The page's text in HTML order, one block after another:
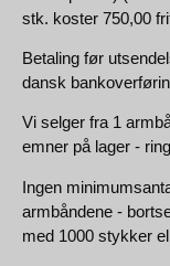
stk. koster 750,00
Betaling før
dansk
Vi selger fra 1
emner på lager -
Ingen
armbåndene -
med 1000 stykker